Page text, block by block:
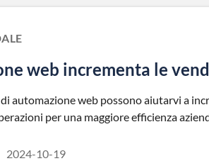
web incrementa le
automazione web possono aiutarvi a
per una maggiore efficienza
2024-10-19